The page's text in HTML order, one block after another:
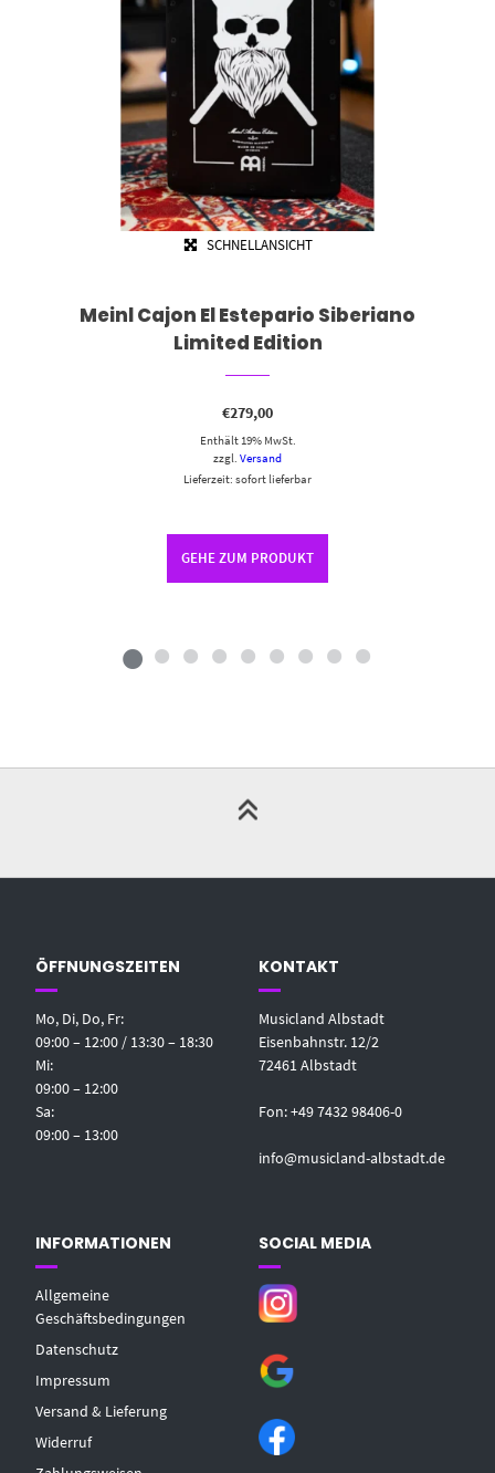
SCHNELLANSICHT
Meinl Cajon El Estepario Siberiano
Limited Edition
€279,00
Enthält 19% MwSt.
zzgl.Versand
Lieferzeit: sofort lieferbar
GEHE ZUM PRODUKT
ÖFFNUNGSZEITEN
Mo, Di, Do, Fr:
09:00 – 12:00 / 13:30 – 18:30
Mi:
09:00 – 12:00
Sa:
09:00 – 13:00
KONTAKT
Musicland Albstadt
Eisenbahnstr. 12/2
72461 Albstadt
Fon: +49 7432 98406-0
info@musicland-albstadt.de
INFORMATIONEN
Allgemeine
Geschäftsbedingungen
Datenschutz
Impressum
Versand & Lieferung
Widerruf
SOCIAL MEDIA